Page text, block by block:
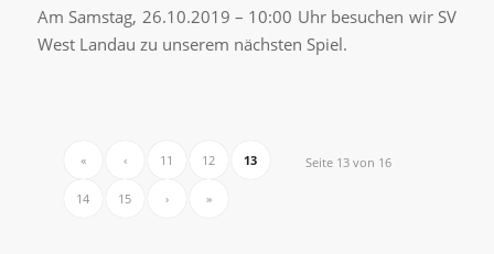
Am Samstag, 26.10.2019 – 10:00 Uhr besuchen wir SV
West Landau zu unserem nächsten Spiel.
Seite 13 von 16
« ‹ 11 12 13
14 15 › »